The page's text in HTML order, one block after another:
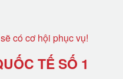
có cơ hội phục vụ!
TẾ SỐ 1